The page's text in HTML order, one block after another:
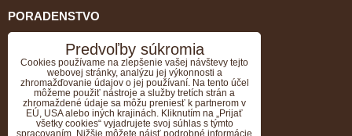
PORADENSTVO
tel: 0903 462 064, 034/651 79 05
VZORKY K OBJEDNÁVKE ZADARMO
Doprava ZADARMO k objednávke nad 70EUR.
Predvoľby súkromia
Cookies používame na zlepšenie vašej návštevy tejto
webovej stránky, analýzu jej výkonnosti a
zhromažďovanie údajov o jej používaní. Na tento účel
môžeme použiť nástroje a služby tretích strán a
zhromaždené údaje sa môžu preniesť k partnerom v
EÚ, USA alebo iných krajinách. Kliknutím na „Prijať
všetky cookies“ vyjadrujete svoj súhlas s týmto
spracovaním. Nižšie môžete nájsť podrobné informácie